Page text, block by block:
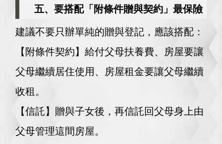
五、要搭配「附條件贈與契約」最保險
建議不要只辦單純的贈與登記，應該搭配：
【附條件契約】給付父母扶養費、房屋要讓
父母繼續居住使用、房屋租金要讓父母繼續
收租。
【信託】贈與子女後，再信託回父母身上由
父母管理這間房屋。